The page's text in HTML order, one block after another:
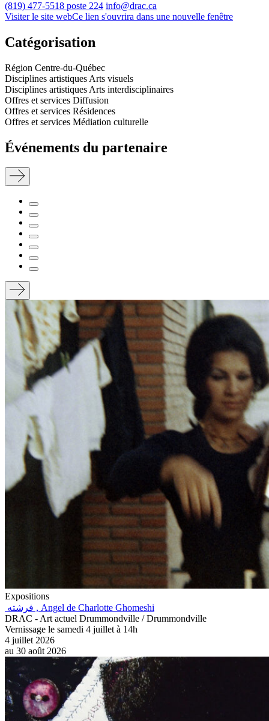
(819) 477-5518 poste 224 info@drac.ca
Visiter le site webCe lien s'ouvrira dans une nouvelle fenêtre
Catégorisation
Région Centre-du-Québec
Disciplines artistiques Arts visuels
Disciplines artistiques Arts interdisciplinaires
Offres et services Diffusion
Offres et services Résidences
Offres et services Médiation culturelle
Événements du partenaire
Expositions
فرشته , Angel de Charlotte Ghomeshi
DRAC - Art actuel Drummondville / Drummondville
Vernissage le samedi 4 juillet à 14h
4 juillet 2026
au 30 août 2026